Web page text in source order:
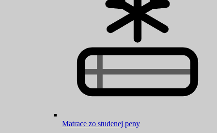
Matrace zo studenej peny